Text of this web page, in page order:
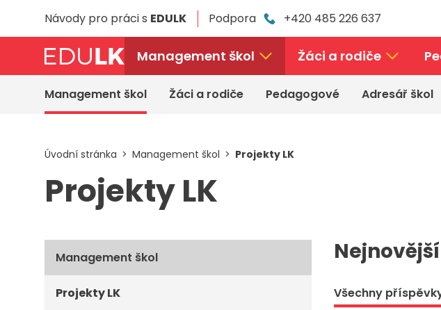
Návody pro práci s EDULK Podpora +420 485 226 637
Management škol Žáci a rodiče
Management škol Žáci a rodiče Pedagogové Adresář škol
Úvodní stránka Management škol Projekty LK
Projekty LK
Všechny
Management škol
Projekty LK